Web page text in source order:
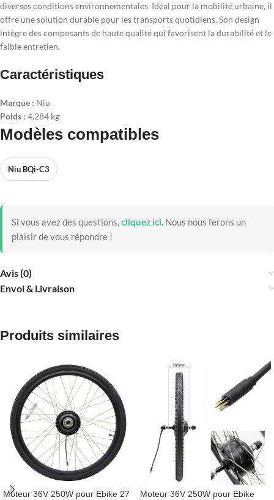
diverses conditions environnementales. Idéal pour la mobilité urbaine, il
offre une solution durable pour les transports quotidiens. Son design
intègre des composants de haute qualité qui favorisent la durabilité et le
faible entretien.
Caractéristiques
Marque : Niu
Poids : 4.284 kg
Modèles compatibles
Niu BQi-C3
Si vous avez des questions,cliquez ici. Nous nous ferons un
plaisir de vous répondre !
Avis (0)
Envoi & Livraison
Produits similaires
Moteur 36V 250W pour Ebike 27
Moteur 36V 250W pour Ebike